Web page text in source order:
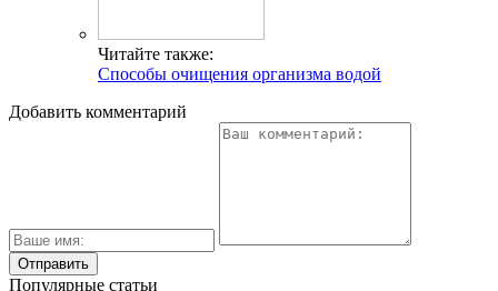
Читайте также:
Способы очищения организма водой
Добавить комментарий
Популярные статьи